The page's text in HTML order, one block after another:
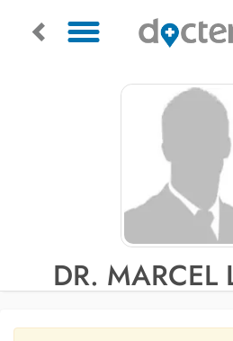
DR. MARCEL